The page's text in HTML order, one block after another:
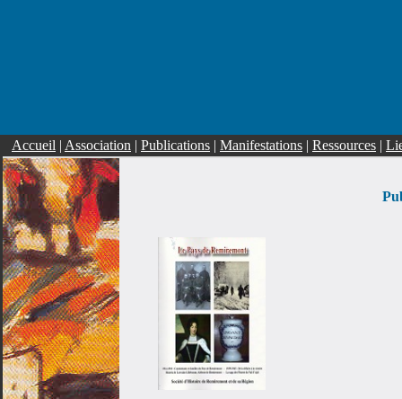
Accueil | Association | Publications | Manifestations | Ressources |